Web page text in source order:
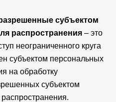
субъектом
распространения – это
неограниченного круга
субъектом персональных
на обработку
субъектом